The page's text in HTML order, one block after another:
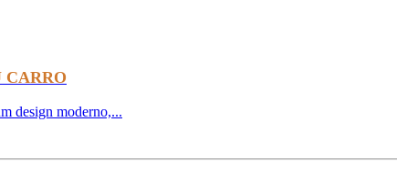
CARRO
design moderno,...